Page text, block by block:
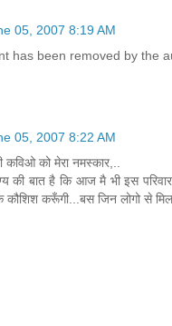
05, 2007 8:19 AM
has been removed by the
05, 2007 8:22 AM
कविओ को मेरा नमस्कार,..
की बात है कि आज मै भी इस
करूँगी...बस जिन लोगो से मिल